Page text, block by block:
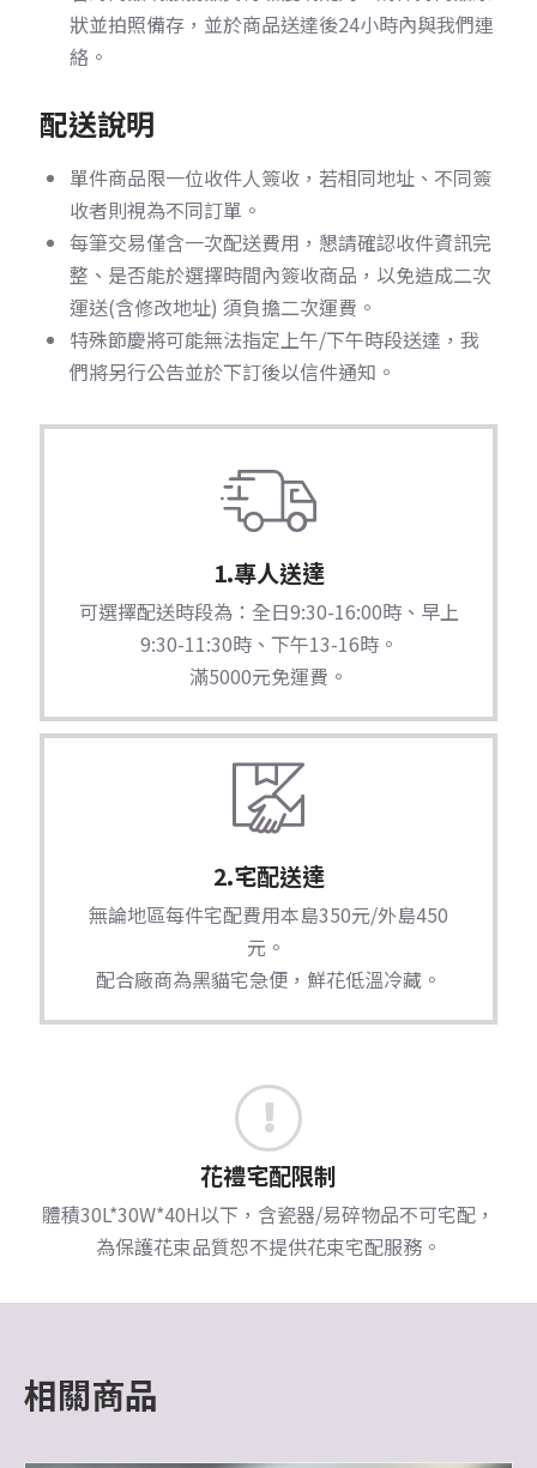
狀並拍照備存，並於商品送達後24小時內與我們連
絡。
配送說明
單件商品限一位收件人簽收，若相同地址、不同簽
收者則視為不同訂單。
每筆交易僅含一次配送費用，懇請確認收件資訊完
整、是否能於選擇時間內簽收商品，以免造成二次
運送(含修改地址) 須負擔二次運費。
特殊節慶將可能無法指定上午/下午時段送達，我
們將另行公告並於下訂後以信件通知。
1.專人送達
可選擇配送時段為：全日9:30-16:00時、早上
9:30-11:30時、下午13-16時。
滿5000元免運費。
2.宅配送達
無論地區每件宅配費用本島350元/外島450
元。
配合廠商為黑貓宅急便，鮮花低溫冷藏。
花禮宅配限制
體積30L*30W*40H以下，含瓷器/易碎物品不可宅配，
為保護花束品質恕不提供花束宅配服務。
相關商品